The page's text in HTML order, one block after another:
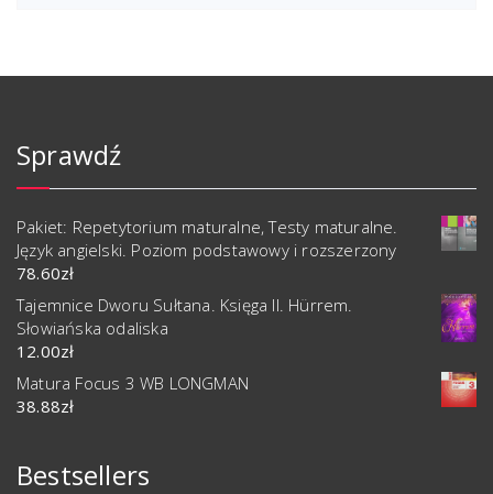
Sprawdź
Pakiet: Repetytorium maturalne, Testy maturalne.
Język angielski. Poziom podstawowy i rozszerzony
78.60zł
Tajemnice Dworu Sułtana. Księga II. Hürrem.
Słowiańska odaliska
12.00zł
Matura Focus 3 WB LONGMAN
38.88zł
Bestsellers